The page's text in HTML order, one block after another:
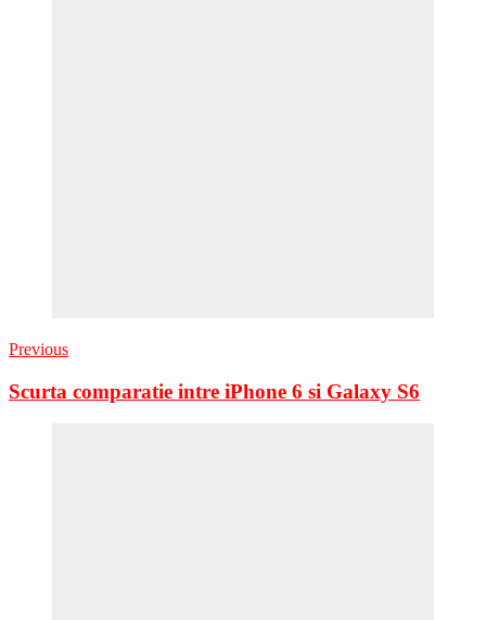
Previous
Scurta comparatie intre iPhone 6 si Galaxy S6